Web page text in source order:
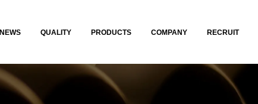
NEWS QUALITY PRODUCTS COMPANY RECRUIT